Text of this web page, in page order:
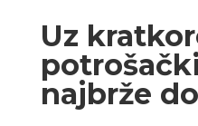
Uz
najbrže